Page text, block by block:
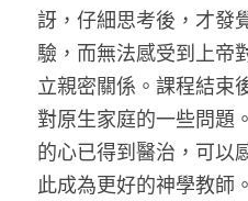
訝，仔細思考後，才發
驗，而無法感受到上帝
立親密關係。課程結束
對原生家庭的一些問題
的心已得到醫治，可以
此成為更好的神學教師。